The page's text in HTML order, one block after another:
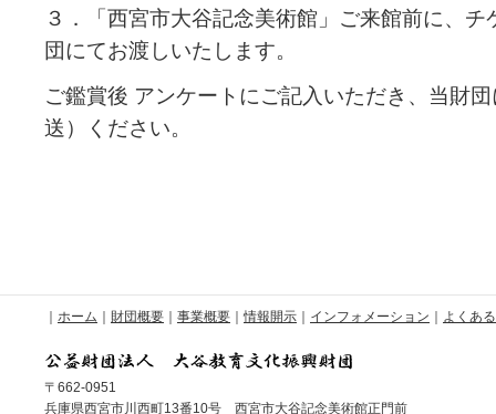
３．「西宮市大谷記念美術館」ご来館前に、
団にてお渡しいたします。
ご鑑賞後 アンケートにご記入いただき、当財
送）ください。
ホーム 財団概要 事業概要 ｜情報開示 インフォメーション よくあ
〒662-0951
兵庫県西宮市川西町13番10号 西宮市大谷記念美術館正門前